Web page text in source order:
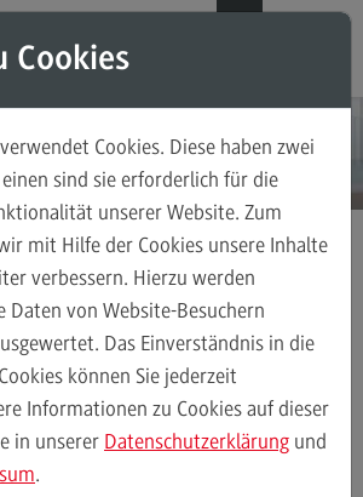
Modul-O-Mat
Taxation
Taxation
in Healthcare
in Healthcare
Benz, Jessica
Cookies
Cookies. Diese haben zwei
sind sie erforderlich für die
unserer Website. Zum
mit Hilfe der Cookies unsere Inhalte
verbessern. Hierzu werden
Daten von Website-Besuchern
Das Einverständnis in die
können Sie jederzeit
Informationen zu Cookies auf dieser
in unserer Datenschutzerklärung und
.